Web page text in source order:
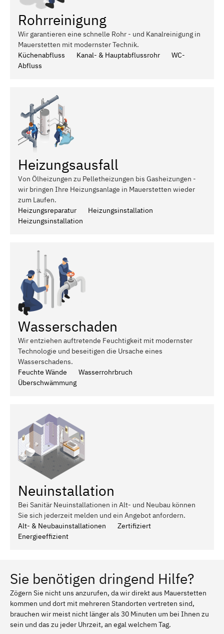
Rohrreinigung
Wir garantieren eine schnelle Rohr - und Kanalreinigung in
Mauerstetten mit modernster Technik.
Küchenabfluss
Kanal- & Hauptabflussrohr
WC-
Abfluss
Heizungsausfall
Von Ölheizungen zu Pelletheizungen bis Gasheizungen -
wir bringen Ihre Heizungsanlage in Mauerstetten wieder
zum Laufen.
Heizungsreparatur
Heizungsinstallation
Heizungsinstallation
Wasserschaden
Wir entziehen auftretende Feuchtigkeit mit modernster
Technologie und beseitigen die Ursache eines
Wasserschadens.
Feuchte Wände
Wasserrohrbruch
Überschwämmung
Neuinstallation
Bei Sanitär Neuinstallationen in Alt- und Neubau können
Sie sich jederzeit melden und ein Angebot anfordern.
Alt- & Neubauinstallationen
Zertifiziert
Energieeffizient
Sie benötigen dringend Hilfe?
Zögern Sie nicht uns anzurufen, da wir direkt aus Mauerstetten
kommen und dort mit mehreren Standorten vertreten sind,
brauchen wir meist nicht länger als 30 Minuten um bei Ihnen zu
sein und das zu jeder Uhrzeit, an egal welchem Tag.